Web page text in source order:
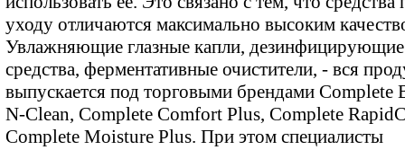
уходу отличаются максимально высоким
Увлажняющие глазные капли, дезинфицирующие
средства, ферментативные очистители, - вся
выпускается под торговыми брендами Complete
N-Clean, Complete Comfort Plus, Complete
Complete Moisture Plus. При этом специалисты